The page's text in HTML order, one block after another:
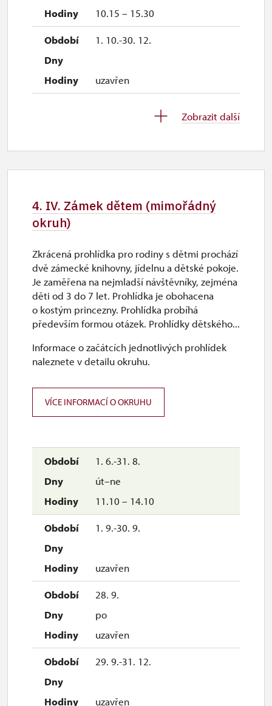
10.15 – 15.30
1. 10.-30. 12.
uzavřen
1. 1.-30. 4.
Zobrazit další
4. IV. Zámek dětem (mimořádný
okruh)
1. 6.-31. 8.
út–ne
11.10 – 14.10
1. 9.-30. 9.
uzavřen
28. 9.
po
uzavřen
29. 9.-31. 12.
uzavřen
Zkrácená prohlídka pro rodiny s dětmi prochází
dvě zámecké knihovny, jídelnu a dětské pokoje.
Je zaměřena na nejmladší návštěvníky, zejména
děti od 3 do 7 let. Prohlídka je obohacena
o kostým princezny. Prohlídka probíhá
především formou otázek. Prohlídky dětského...
Informace o začátcích jednotlivých prohlídek
naleznete v detailu okruhu.
VÍCE INFORMACÍ O OKRUHU